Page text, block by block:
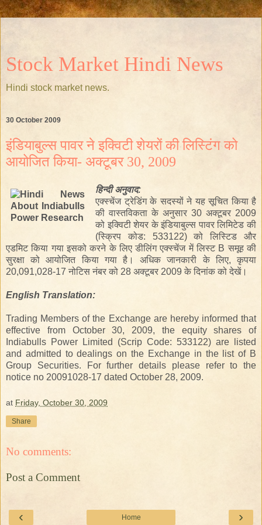
Stock Market Hindi News
Hindi stock market news.
30 October 2009
इंडियाबुल्स पावर ने इक्विटी शेयरों की लिस्टिंग को
आयोजित किया- अक्टूबर 30, 2009
हिन्दीअनुवाद:
एक्स्चेंज ट्रेडिंग के सदस्यों ने यह सूचित किया है
की वास्तविकता के अनुसार 30 अक्टूबर 2009
को इक्विटी शेयर के इंडियाबुल्स पावर लिमिटेड की
(स्क्रिप कोड: 533122) को लिस्टिड और
एडमिट किया गया इसको करने के लिए डीलिंग एक्स्चेंज में लिस्ट B समूह की
सुरक्षा को आयोजित किया गया है। अधिक जानकारी के लिए, कृपया
20,091,028-17 नोटिस नंबर को 28 अक्टूबर 2009 के दिनांक को देखें।
English Translation:
Trading Members of the Exchange are hereby informed that
effective from October 30, 2009, the equity shares of
Indiabulls Power Limited (Scrip Code: 533122) are listed
and admitted to dealings on the Exchange in the list of B
Group Securities. For further details please refer to the
notice no 20091028-17 dated October 28, 2009.
at Friday, October 30, 2009
Share
No comments:
Post a Comment
‹ ›
Home